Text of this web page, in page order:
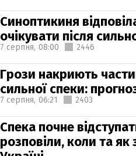
Синоптикиня
очікувати після
7 серпня, 08:00 2446
Грози накриють
сильної спеки:
7 серпня, 06:21 2403
Спека почне
розповіли, коли та як